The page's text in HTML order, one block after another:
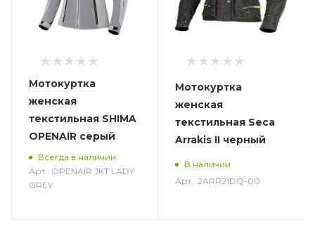
Мотокуртка
женская
текстильная SHIMA
OPENAIR серый
Всегда в наличии
Арт.: OPENAIR JKT LADY
GREY
Мотокуртка
женская
текстильная Seca
Arrakis II черный
В наличии
Арт.: 2ARR21DQ-00